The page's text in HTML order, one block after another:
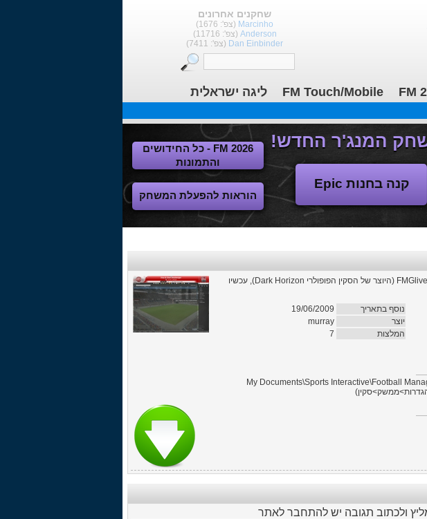
שחקנים אחרונים
Marcinho (צפ': 1676)
Anderson (צפ': 11716)
Dan Einbinder (צפ': 7411)
FM
FM Touch/Mobile
ליגה ישראלית
קנה בחנות Epic
FM 2026 - כל החידושים
והתמונות
הוראות להפעלת המשחק
Skymning, הסקין החדש והיפה של murray מ-FMGlive (היוצר של הסקין הפופולרי Dark Horizon), עכשיו
נוסף בתאריך
19/06/2009
יוצר
murray
המלצות
7
ולכתוב תגובה יש להתחבר לאתר